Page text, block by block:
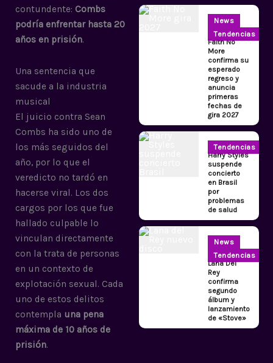
contundente: Combs
podría enfrentar hasta 20
años en prisión.
Una sentencia que
sacude a la industria
musical
El juicio contra Sean
Combs ha sido uno de
los más seguidos del
año, por lo que el
veredicto no tardó en
hacerse viral. Los dos
cargos por los que fue
hallado culpable lo
vinculan directamente
con la trata de personas
en un contexto de
explotación sexual. Cada
uno de estos delitos
contempla una pena
máxima de 10 años de
prisión.
News
Tendencias
Faith No
More
confirma su
esperado
regreso y
anuncia
primeras
fechas de
gira 2027
Tendencias
Harry Styles
suspende
concierto
en Brasil
por
problemas
de salud
News
Tendencias
Lana Del
Rey
confirma
segundo
álbum y
lanzamiento
de «Stove»